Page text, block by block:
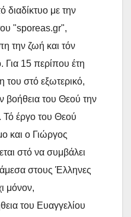
διαδίκτυο με την
"sporeas.gr",
την ζωή και τόν
Για 15 περίπου έτη
του στό εξωτερικό,
βοήθεια του Θεού την
Τό έργο του Θεού
και ο Γιώργος
στό να συμβάλει
στους Έλληνες
μόνον,
του Ευαγγελίου